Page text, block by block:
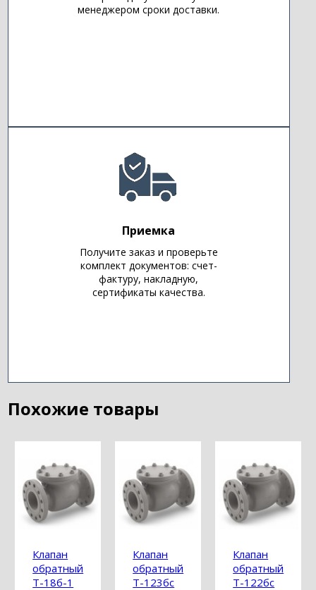
менеджером сроки доставки.
Приемка
Получите заказ и проверьте
комплект документов: счет-
фактуру, накладную,
сертификаты качества.
Похожие товары
Клапан
обратный
Т-18б-1
Клапан
обратный
Т-123бс
Клапан
обратный
Т-122бс